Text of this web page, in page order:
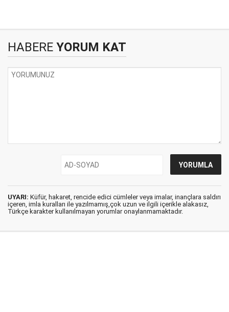
HABERE YORUM KAT
UYARI: Küfür, hakaret, rencide edici cümleler veya imalar, inançlara saldırı
içeren, imla kuralları ile yazılmamış,çok uzun ve ilgili içerikle alakasız,
Türkçe karakter kullanılmayan yorumlar onaylanmamaktadır.